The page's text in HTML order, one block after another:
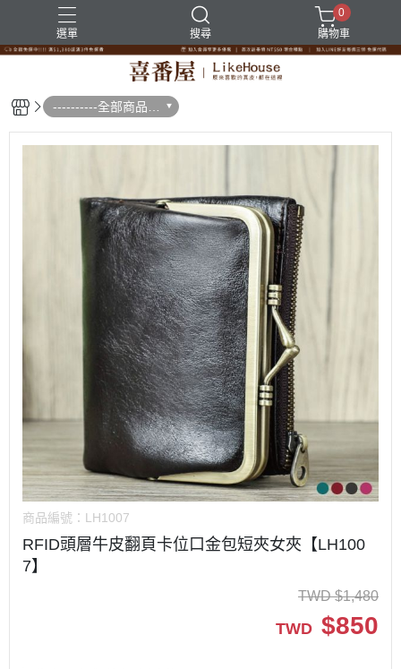
選單 搜尋
0
購物車
----------全部商品--
--------
商品編號： LH1007
RFID頭層牛皮翻頁卡位口金包短夾女夾【LH100
7】
TWD $1,480
TWD $850